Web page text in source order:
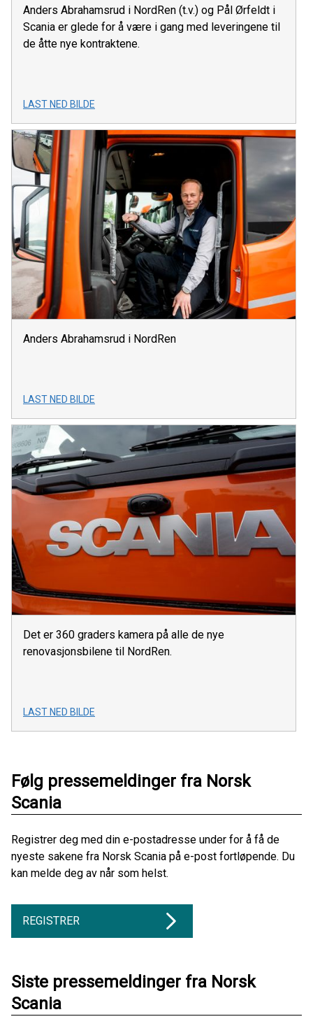
Anders Abrahamsrud i NordRen (t.v.) og Pål Ørfeldt i
Scania er glede for å være i gang med leveringene til
de åtte nye kontraktene.
LAST NED BILDE
Anders Abrahamsrud i NordRen
LAST NED BILDE
Det er 360 graders kamera på alle de nye
renovasjonsbilene til NordRen.
LAST NED BILDE
Følg pressemeldinger fra Norsk
Scania
Registrer deg med din e-postadresse under for å få de
nyeste sakene fra Norsk Scania på e-post fortløpende. Du
kan melde deg av når som helst.
REGISTRER
Siste pressemeldinger fra Norsk
Scania